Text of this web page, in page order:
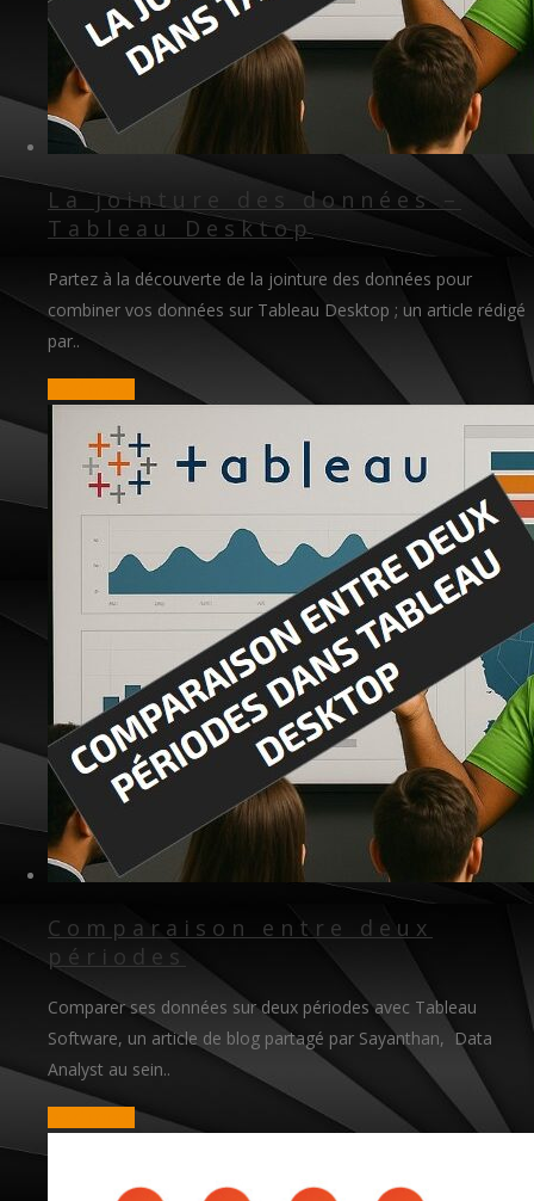
La jointure des données –
Tableau Desktop
Partez à la découverte de la jointure des données pour
combiner vos données sur Tableau Desktop ; un article rédigé
par..
Comparaison entre deux
périodes
Comparer ses données sur deux périodes avec Tableau
Software, un article de blog partagé par Sayanthan, Data
Analyst au sein..